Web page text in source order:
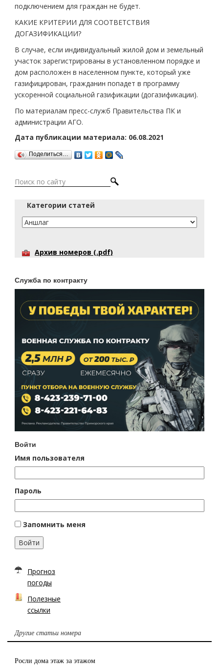
подключением для граждан не будет.
КАКИЕ КРИТЕРИИ ДЛЯ СООТВЕТСТВИЯ
ДОГАЗИФИКАЦИИ?
В случае, если индивидуальный жилой дом и земельный
участок зарегистрированы в установленном порядке и
дом расположен в населенном пункте, который уже
газифицирован, гражданин попадет в программу
ускоренной социальной газификации (догазификации).
По материалам пресс-служб Правительства ПК и
администрации АГО.
Дата публикации материала: 06.08.2021
Поделиться…
Категории статей
Архив номеров (.pdf)
Служба по контракту
Войти
Имя пользователя
Пароль
Запомнить меня
Войти
Прогноз
погоды
Полезные
ссылки
Другие статьи номера
Росли дома этаж за этажом